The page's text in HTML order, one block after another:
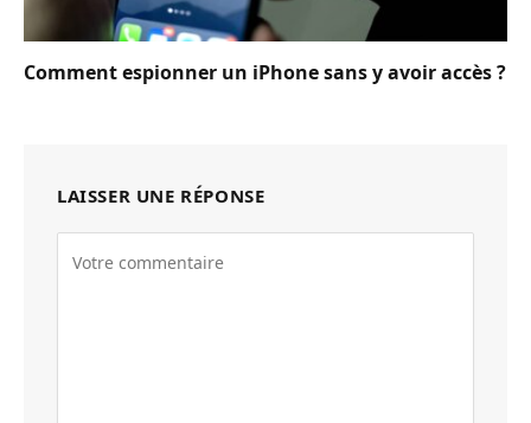
Comment espionner un iPhone sans y avoir accès ?
LAISSER UNE RÉPONSE